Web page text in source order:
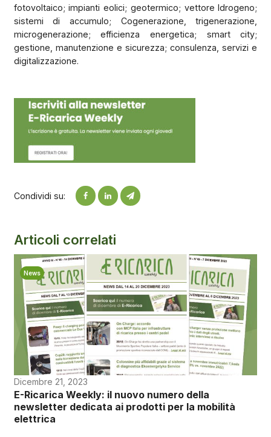
fotovoltaico; impianti eolici; geotermico; vettore Idrogeno;
sistemi di accumulo; Cogenerazione, trigenerazione,
microgenerazione; efficienza energetica; smart city;
gestione, manutenzione e sicurezza; consulenza, servizi e
digitalizzazione.
Condividi su:
Articoli correlati
News
Dicembre 21, 2023
E-Ricarica Weekly: il nuovo numero della
newsletter dedicata ai prodotti per la mobilità
elettrica